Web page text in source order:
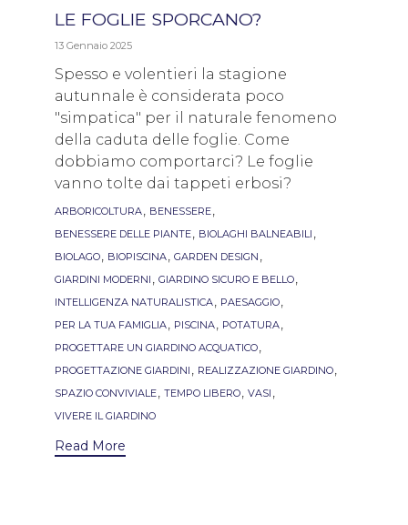
LE FOGLIE SPORCANO?
13 Gennaio 2025
Spesso e volentieri la stagione
autunnale è considerata poco
"simpatica" per il naturale fenomeno
della caduta delle foglie. Come
dobbiamo comportarci? Le foglie
vanno tolte dai tappeti erbosi?
Tags
ARBORICOLTURA, BENESSERE,
BENESSERE DELLE PIANTE, BIOLAGHI BALNEABILI ,
BIOLAGO, BIOPISCINA, GARDEN DESIGN ,
GIARDINI MODERNI , GIARDINO SICURO E BELLO,
INTELLIGENZA NATURALISTICA, PAESAGGIO,
PER LA TUA FAMIGLIA, PISCINA, POTATURA,
PROGETTARE UN GIARDINO ACQUATICO,
PROGETTAZIONE GIARDINI , REALIZZAZIONE GIARDINO,
SPAZIO CONVIVIALE, TEMPO LIBERO, VASI ,
VIVERE IL GIARDINO
Read More